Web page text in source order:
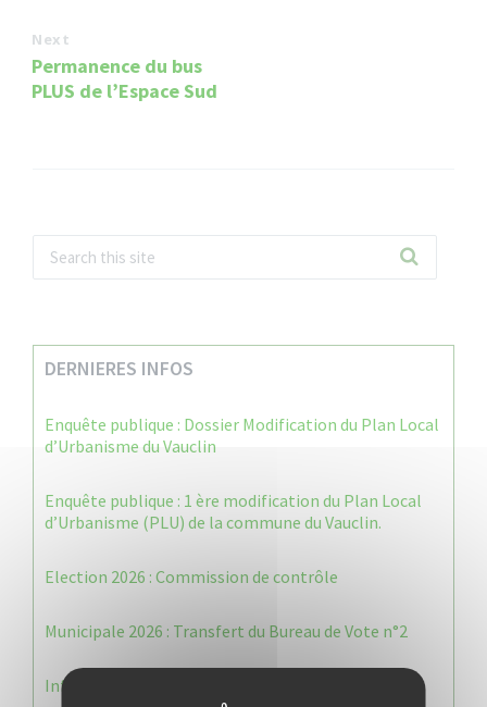
Next
Permanence du bus
PLUS de l’Espace Sud
DERNIERES INFOS
Enquête publique : Dossier Modification du Plan Local
d’Urbanisme du Vauclin
Enquête publique : 1 ère modification du Plan Local
d’Urbanisme (PLU) de la commune du Vauclin.
Election 2026 : Commission de contrôle
Municipale 2026 : Transfert du Bureau de Vote n°2
Information Élections – Carte Électorale